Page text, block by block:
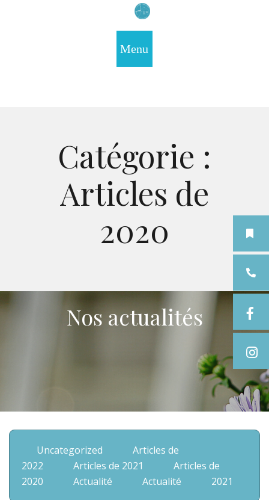
Catégorie :
Articles de
2020
Nos actualités
Uncategorized
Articles de
2022
Articles de 2021
Articles de
2020
Actualité Actualité 2021